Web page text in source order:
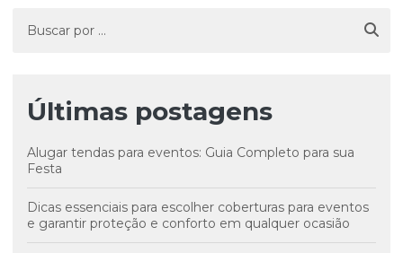
Últimas postagens
Alugar tendas para eventos: Guia Completo para sua
Festa
Dicas essenciais para escolher coberturas para eventos
e garantir proteção e conforto em qualquer ocasião